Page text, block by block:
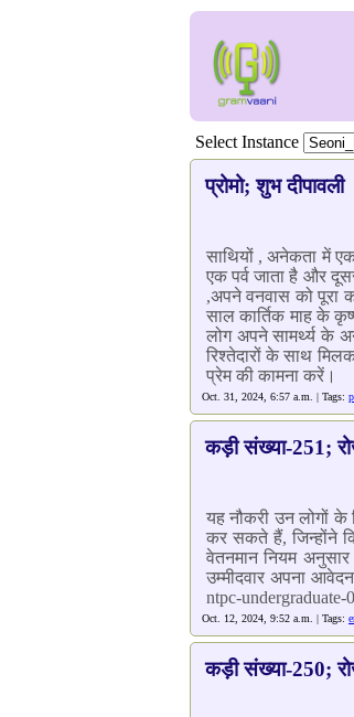
Select Instance
प्रोमो; शुभ दीपावली
साथियों , अनेकता में
एक पर्व जाता है और
,अपने वनवास को पूरा
साल कार्तिक माह के
लोग अपने सामर्थ्य के
रिश्तेदारों के साथ
प्रेम की कामना करें।
Oct. 31, 2024, 6:57 a.m. | Tags:
कड़ी संख्या-251;
यह नौकरी उन लोगों के
कर सकते हैं, जिन्होंने
वेतनमान नियम
उम्मीदवार अपना
ntpc-undergraduate-
Oct. 12, 2024, 9:52 a.m. | Tags:
कड़ी संख्या-250;